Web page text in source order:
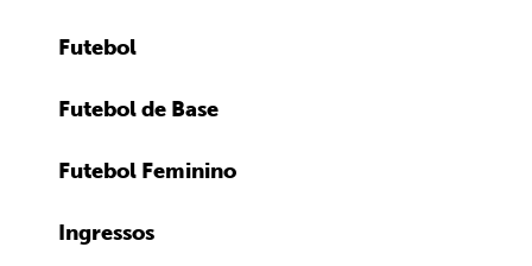
Futebol
Futebol de Base
Futebol Feminino
Ingressos